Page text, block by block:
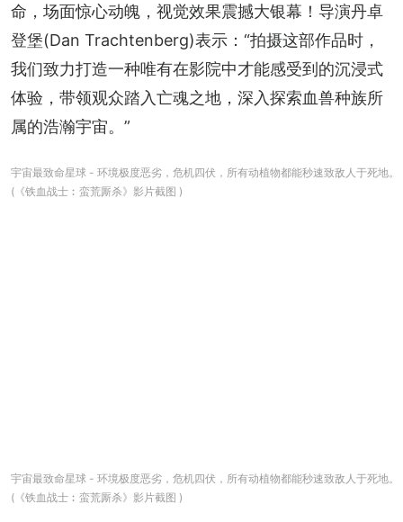
命，场面惊心动魄，视觉效果震撼大银幕！导演丹卓
登堡(Dan Trachtenberg)表示：“拍摄这部作品时，
我们致力打造一种唯有在影院中才能感受到的沉浸式
体验，带领观众踏入亡魂之地，深入探索血兽种族所
属的浩瀚宇宙。”
宇宙最致命星球 - 环境极度恶劣，危机四伏，所有动植物都能秒速致敌人于死地。
(《铁血战士︰蛮荒厮杀》影片截图 )
宇宙最致命星球 - 环境极度恶劣，危机四伏，所有动植物都能秒速致敌人于死地。
(《铁血战士︰蛮荒厮杀》影片截图 )